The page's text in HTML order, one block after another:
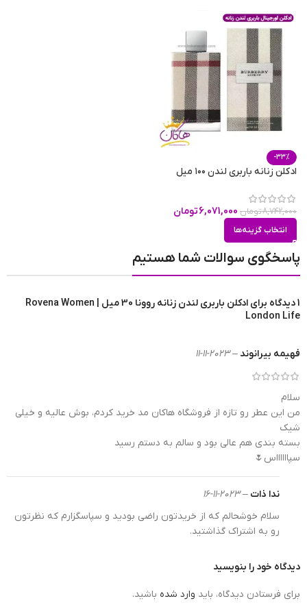
ادکلن باربری لندن زنانه روونا 30 میل
-33%
ادکلن زنانه باربری لندن ۱۰۰ میل
8,742,000تومان 6,071,000تومان
انتخاب گزینه‌ها
پاسخگوی سوالات شما هستیم
1 دیدگاه برای
ادکلن باربری لندن زنانه روونا 30 میل | Rovena Women
London Life
فهیمه بیرانوند –
2023-11-11
سلام
من این عطر رو تازه از فروشگاه هاکان مد خرید کردم، بوش عالیه و خیلی
شیک
بسته بندی هم عالی بود و سالم به دستم رسید
سپااااااس🌷
ندا ذات –
2023-11-16
سلام خوشحالم که از خریدتون راضی بودید و سپاسگزارم که نظرتون
رو به اشتراک گذاشتید.
دیدگاه خود را بنویسید
برای فرستادن دیدگاه، باید وارد شده باشید.